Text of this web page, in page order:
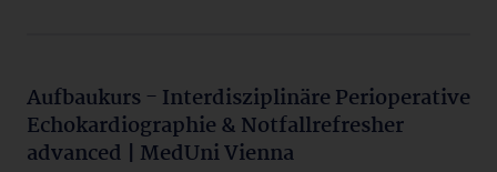
Aufbaukurs - Interdisziplinäre Perioperative
Echokardiographie & Notfallrefresher
advanced | MedUni Vienna